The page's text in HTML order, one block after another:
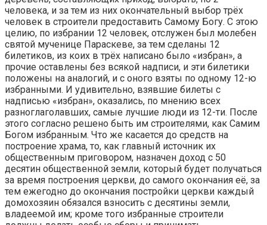
человека, и за тем из них окончательный выбор трёх
человек в строители предоставить Самому Богу. С этою
целию, по избрании 12 человек, отслужен был молебен
святой мученице Параскеве, за тем сделаны 12
билетиков, из коих в трёх написано было «избран», а
прочие оставлены без всякой надписи, и эти билетики
положены на аналогий, и с оного взяты по одному 12-ю
избранными. И удивительно, взявшие билеты с
надписью «избран», оказались, по мнению всех
разноглаголавших, самые лучшие люди из 12-ти. После
этого согласно решено быть им строителями, как Самим
Богом избранным. Что же касается до средств на
построение храма, то, как главный источник их
общественным приговором, назначен доход с 50
десятин общественной земли, который будет получаться
за время построения церкви, до самого окончания её, за
тем ежегодно до окончания постройки церкви каждый
домохозяин обязался взносить с десятины земли,
владеемой им; кроме того избранные строители